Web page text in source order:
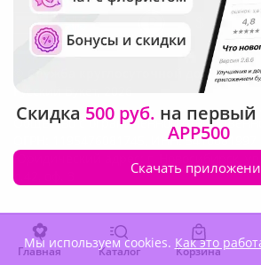
Служба круглосуточной доставки
Русский Букет, 2026
Общество с ограниченной
ОГРН: 1195476081745, ИНН: 5410081997
Юридический адрес: г. Новосибирск,
д.42, оф. 3
Главная Каталог Корзина
Скидка 500 руб. на первый
APP500
Скачать
Мы используем cookies. Как это